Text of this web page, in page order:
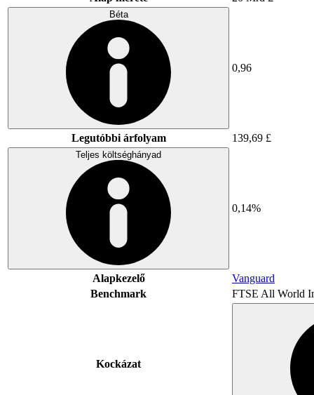
Béta
0,96
Legutóbbi árfolyam 139,69 £
Teljes költséghányad
0,14%
Alapkezelő
Vanguard
Benchmark
FTSE All World
Kockázat